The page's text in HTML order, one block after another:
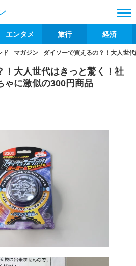
エンタメ 旅行 経済
ド マガジン ダイソーで買えるの？！大人世
！大人世代はきっと驚く！社
ゃに激似の300円商品